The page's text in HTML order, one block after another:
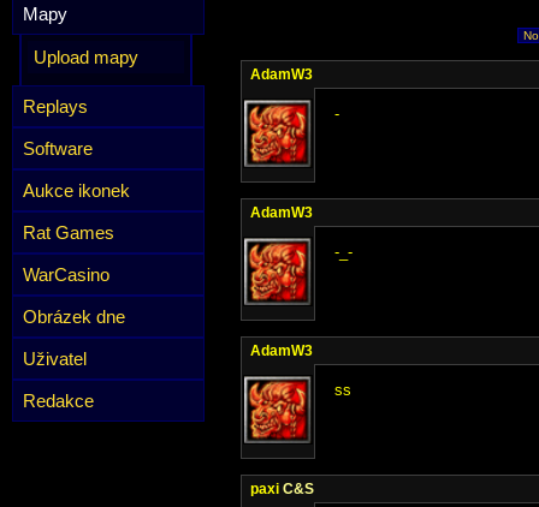
Mapy
Upload mapy
Replays
Software
Aukce ikonek
Rat Games
WarCasino
Obrázek dne
Uživatel
Redakce
AdamW3
-
AdamW3
-_-
AdamW3
ss
paxi C&S